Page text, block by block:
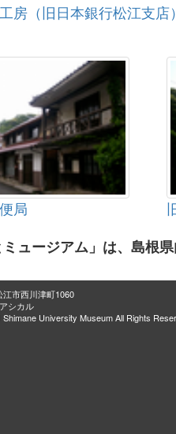
房（旧日本銀行松江支店
局
ミュージアム」は、島根
市西川津町1060
シカル
University Museum All Rights